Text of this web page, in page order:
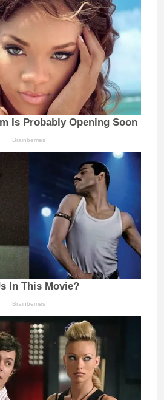
Is Probably Opening Soon
Brainberries
In This Movie?
Brainberries